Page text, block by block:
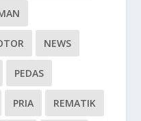
NEWS
PEDAS
PRIA REMATIK